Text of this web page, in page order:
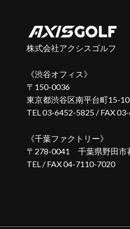
株式会社アクシスゴルフ
渋谷オフィス
〒150-0036
東京都渋谷区南平台町15-
TEL 03-6452-5825 / FAX
千葉ファクトリー
〒278-0041
千葉県野田市
TEL / FAX 04-7110-7020